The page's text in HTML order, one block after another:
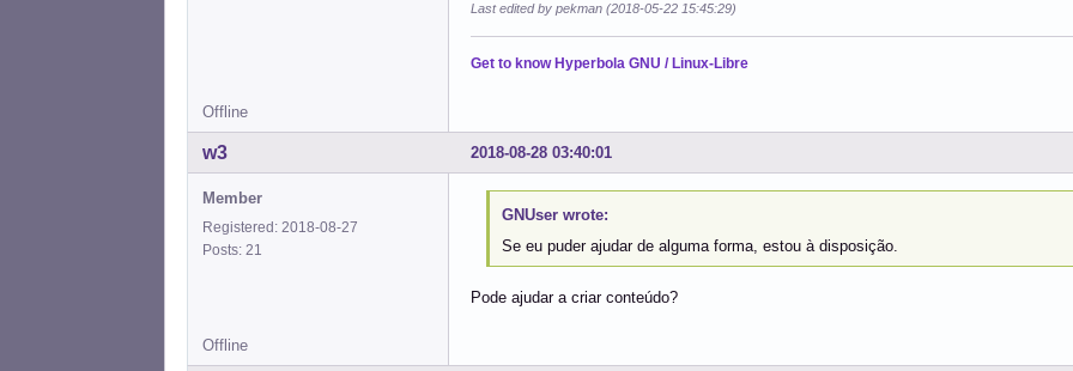
Last edited by pekman (2018-05-22 15:45:29)
Get to know Hyperbola GNU / Linux-Libre
Offline
2018-08-28 03:40:01
w3
Member
Registered: 2018-08-27
Posts: 21
GNUser wrote:
Se eu puder ajudar de alguma forma, estou à disposição.
Pode ajudar a criar conteúdo?
Offline